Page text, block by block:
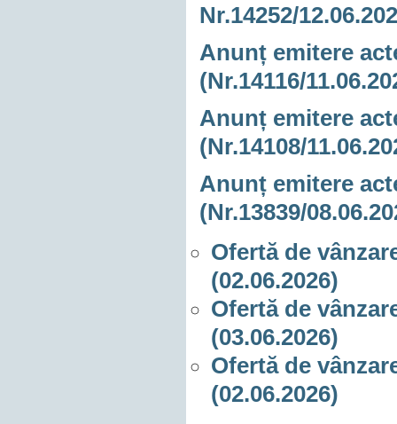
Nr.14252/
Anunț emitere
(Nr.14116/
Anunț emitere
(Nr.14108/
Anunț emitere
(Nr.13839/
Ofertă de
(02.06.2026)
Ofertă de
(03.06.2026)
Ofertă de
(02.06.2026)